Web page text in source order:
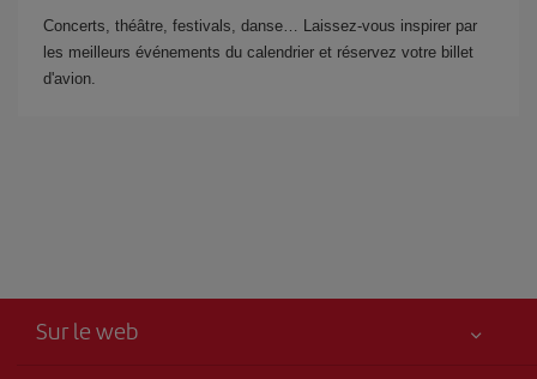
Concerts, théâtre, festivals, danse… Laissez-vous inspirer par
les meilleurs événements du calendrier et réservez votre billet
d'avion.
Sur le web